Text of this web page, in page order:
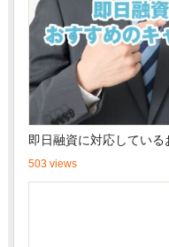
即日融資に対応してい
503 views